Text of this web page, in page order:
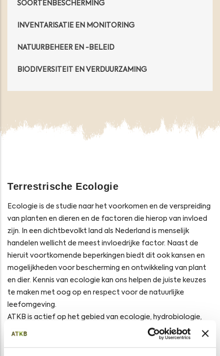
SOORTENBESCHERMING
INVENTARISATIE EN MONITORING
NATUURBEHEER EN -BELEID
BIODIVERSITEIT EN VERDUURZAMING
Opens in a new window
Opens in a new window
Opens in a new window
Terrestrische Ecologie
Ecologie is de studie naar het voorkomen en de verspreiding
van planten en dieren en de factoren die hierop van invloed
zijn. In een dichtbevolkt land als Nederland is menselijk
handelen wellicht de meest invloedrijke factor. Naast de
hieruit voortkomende beperkingen biedt dit ook kansen en
mogelijkheden voor bescherming en ontwikkeling van plant
en dier. Kennis van ecologie kan ons helpen de juiste keuzes
te maken met oog op en respect voor de natuurlijke
leefomgeving.
ATKB is actief op het gebied van ecologie, hydrobiologie,
natuurwetgeving en de certificering voor BREEAM-NL. En
sinds het samengaan met Buro Bakker in 2018 durven we